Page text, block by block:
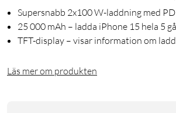
Supersnabb 2x100 W-laddning med
25 000 mAh – ladda iPhone 15 hela 5
TFT-display – visar information om
Läs mer om produkten